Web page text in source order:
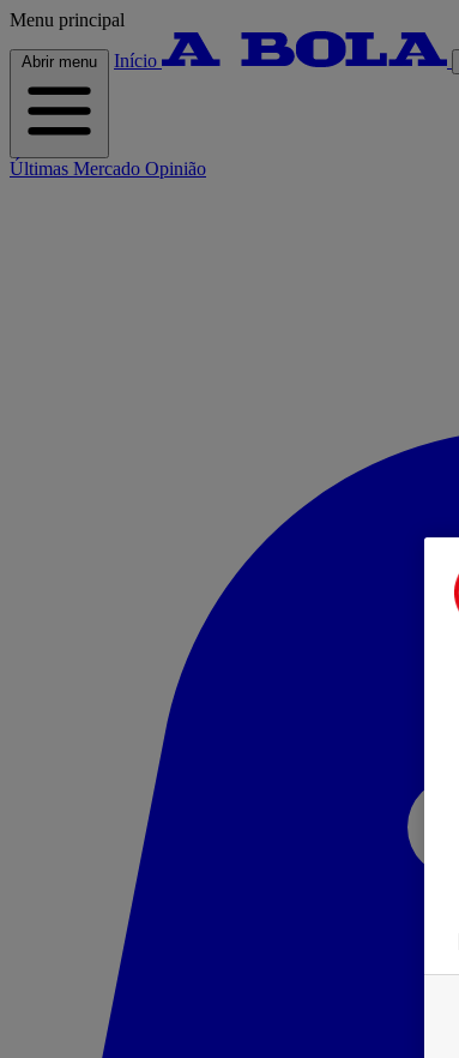
Menu principal
Abrir menu Início
Últimas Mercado Opinião